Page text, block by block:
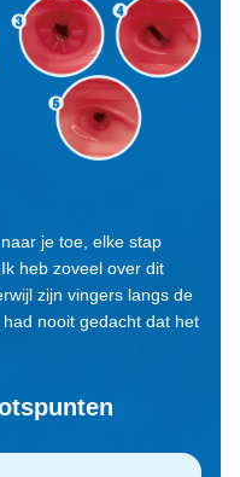
je toe, elke stap
heb zoveel over dit
zijn vingers langs de
nooit gedacht dat het